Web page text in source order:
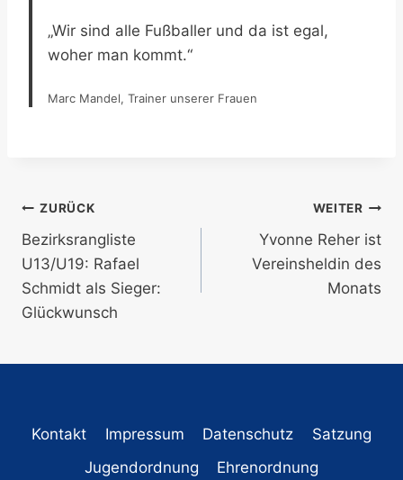
„Wir sind alle Fußballer und da ist egal,
woher man kommt.“
Marc Mandel, Trainer unserer Frauen
Beitragsnavigation
ZURÜCK
Bezirksrangliste
U13/U19: Rafael
Schmidt als Sieger:
Glückwunsch
WEITER
Yvonne Reher ist
Vereinsheldin des
Monats
Kontakt Impressum Datenschutz
Satzung
Jugendordnung
Ehrenordnung